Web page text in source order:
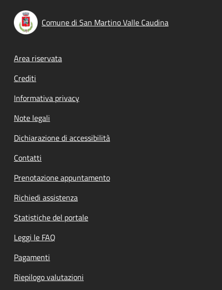
Comune di San Martino Valle Caudina
Footer menu
Area riservata
Crediti
Informativa privacy
Note legali
Dichiarazione di accessibilità
Contatti
Prenotazione appuntamento
Richiedi assistenza
Statistiche del portale
Leggi le FAQ
Pagamenti
Riepilogo valutazioni